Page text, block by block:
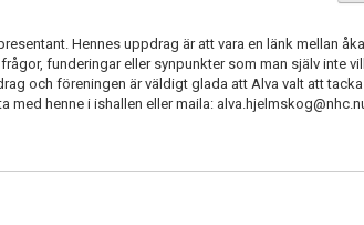
Hennes uppdrag är att vara en länk mellan
funderingar eller synpunkter som man själv inte
och föreningen är väldigt glada att Alva valt att tacka
med henne i ishallen eller maila: